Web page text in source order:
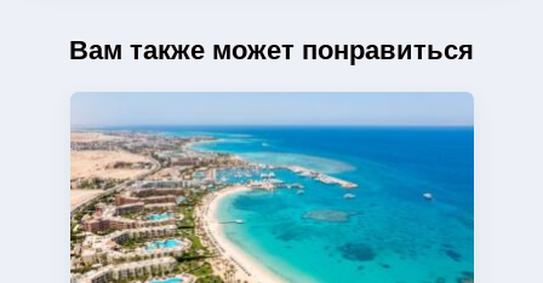
Вам также может понравиться